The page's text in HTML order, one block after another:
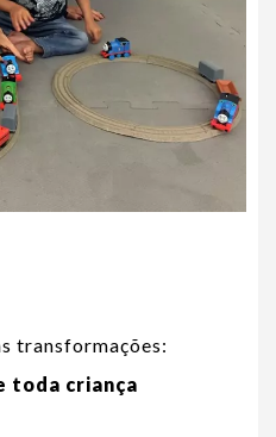
transformações:
toda criança